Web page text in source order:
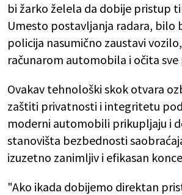
bi žarko želela da dobije pristup
Umesto postavljanja radara, bilo
policija nasumično zaustavi
računarom automobila i očita
Ovakav tehnološki skok otvara
zaštiti privatnosti i integritetu
moderni automobili prikupljaju i
stanovišta bezbednosti
izuzetno zanimljiv i efikasan
"Ako ikada dobijemo direktan